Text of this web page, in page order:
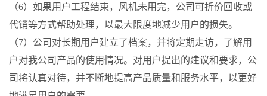
（6）如果用户工程结束，风机未用完，公司可折价回收或
代销等方式帮助处理，以最大限度地减少用户的损失。
（7）公司对长期用户建立了档案，并将定期走访，了解用
户对我公司产品的使用情况。对用户提出的建议和要求，公
司将认真对待，并不断地提高产品质量和服务水平，以更好